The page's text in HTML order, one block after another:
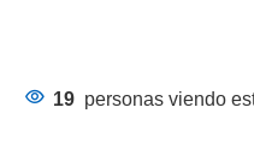
19 personas viendo